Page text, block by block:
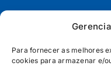
Para fornecer as melhores
cookies para armazenar e/
POLÍTICA DE COOKIES